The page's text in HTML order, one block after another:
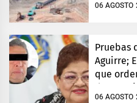
06 AGOSTO
Pruebas
Aguirre;
que
06 AGOSTO